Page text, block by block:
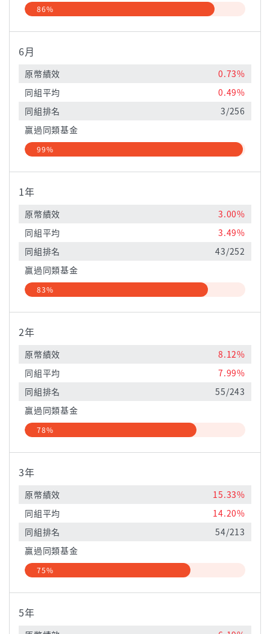
86%
6月
原幣績效
0.73%
同組平均
0.49%
同組排名
3/256
贏過同類基金
99%
1年
原幣績效
3.00%
同組平均
3.49%
同組排名
43/252
贏過同類基金
83%
2年
原幣績效
8.12%
同組平均
7.99%
同組排名
55/243
贏過同類基金
78%
3年
原幣績效
15.33%
同組平均
14.20%
同組排名
54/213
贏過同類基金
75%
5年